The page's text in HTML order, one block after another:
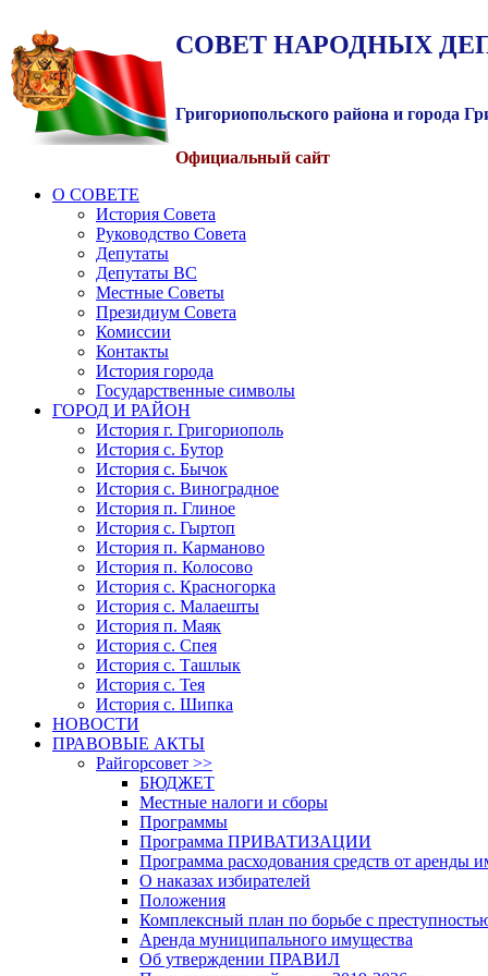
СОВЕТ НАРОДНЫХ
Григориопольского района и города
Официальный сайт
О СОВЕТЕ
История Совета
Руководство Совета
Депутаты
Депутаты ВС
Местные Советы
Президиум Совета
Комиссии
Контакты
История города
Государственные символы
ГОРОД И РАЙОН
История г. Григориополь
История с. Бутор
История с. Бычок
История с. Виноградное
История п. Глиное
История с. Гыртоп
История п. Карманово
История п. Колосово
История с. Красногорка
История с. Малаешты
История п. Маяк
История с. Спея
История с. Ташлык
История с. Тея
История с. Шипка
НОВОСТИ
ПРАВОВЫЕ АКТЫ
Райгорсовет >>
БЮДЖЕТ
Местные налоги и сборы
Программы
Программа ПРИВАТИЗАЦИИ
Программа расходования средств от аренды
О наказах избирателей
Положения
Комплексный план по борьбе с
Аренда муниципального имущества
Об утверждении ПРАВИЛ